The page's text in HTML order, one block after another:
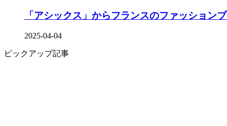
「アシックス」からフランスのファッション
2025-04-04
ピックアップ記事